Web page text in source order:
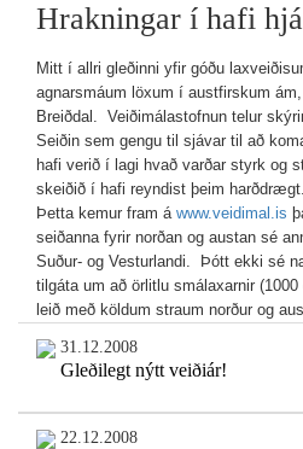
Hrakningar í hafi
Mitt í allri gleðinni yfir góðu
agnarsmáum löxum í austfirskum
Breiðdal. Veiðimálastofnun telur
Seiðin sem gengu til sjávar til að
hafi verið í lagi hvað varðar styrk og
skeiðið í hafi reyndist þeim harðdrægt.
Þetta kemur fram á www.veidimal.is
seiðanna fyrir norðan og austan sé
Suður- og Vesturlandi. Þótt ekki sé
tilgáta um að örlitlu smálaxarnir
leið með köldum straum norður og
31.12.2008
Gleðilegt nýtt veiðiár!
22.12.2008